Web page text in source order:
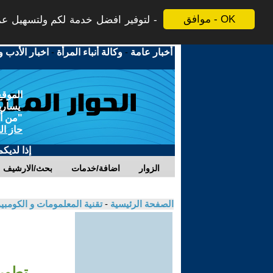
موافق - OK لتوفير افضل خدمة لكم ولتسهيل
أخبار عامة -وكالة أنباء المرأة - اخبار الأدب
"من
حاز
إذا
بحث/الارشيف اضافة/خدمات الزوار
الصفحة الرئيسية -تقنية المعلمومات و